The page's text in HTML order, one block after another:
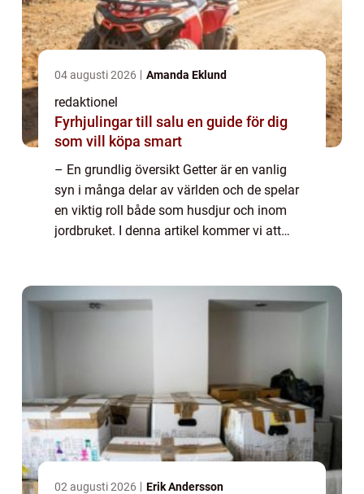
04 augusti 2026 Amanda Eklund
redaktionel
Fyrhjulingar till salu en guide för dig
som vill köpa smart
– En grundlig översikt Getter är en vanlig
syn i många delar av världen och de spelar
en viktig roll både som husdjur och inom
jordbruket. I denna artikel kommer vi att
02 augusti 2026 Erik Andersson